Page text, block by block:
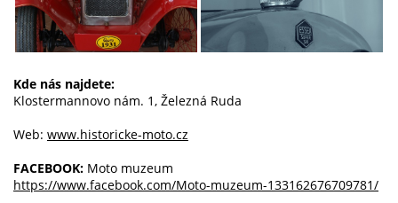
Kde nás najdete:
Klostermannovo nám. 1, Železná Ruda
Web: www.historicke-moto.cz
FACEBOOK: Moto muzeum
https://www.facebook.com/Moto-muzeum-133162676709781/